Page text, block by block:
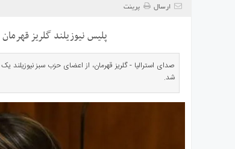
ارسال پرینت
پلیس نیوزیلند گلریز
صدای استرالیا - گلریز قهرمان، از اعضای حزب سبز نیوزیلند
شد.